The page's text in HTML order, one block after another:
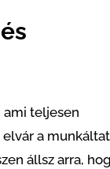
ami teljesen
a
állsz arra,